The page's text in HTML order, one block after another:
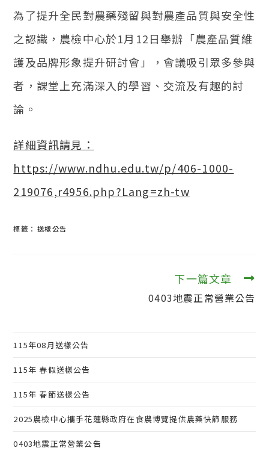
為了提升全民對農藥殘留與對農產品質與安全性
之認識，農檢中心於1月12日舉辦「農產品質維
護及品牌形象提升研討會」，會議吸引眾多參與
者，課堂上充滿深入的學習、交流及有趣的討
論。
詳細資訊請見：
https://www.ndhu.edu.tw/p/406-1000-
219076,r4956.php?Lang=zh-tw
標籤：送樣公告
下一篇文章
0403地震正常營業公告
115年08月送樣公告
115年 春假送樣公告
115年 春節送樣公告
2025農檢中心攜手花蓮縣政府在食農博覽提供農藥快篩服務
0403地震正常營業公告